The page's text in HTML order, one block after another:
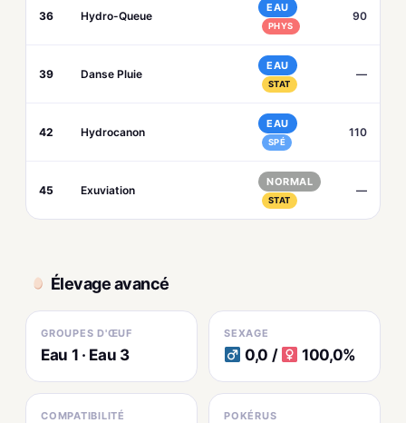
36 Hydro-Queue
EAU
PHYS
90
39 Danse Pluie
EAU
STAT
—
42 Hydrocanon
EAU
SPÉ
110
45 Exuviation
NORMAL
STAT
—
Élevage avancé
GROUPES D'ŒUF
Eau 1 · Eau 3
SEXAGE
0,0 / 100,0%
COMPATIBILITÉ
POKÉRUS